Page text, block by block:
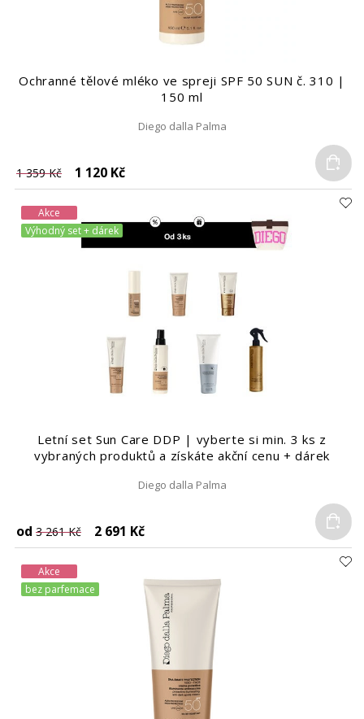
Ochranné tělové mléko ve spreji SPF 50 SUN č. 310 |
150 ml
Diego dalla Palma
1 359 Kč 1 120 Kč
Akce
Výhodný set + dárek
Letní set Sun Care DDP | vyberte si min. 3 ks z
vybraných produktů a získáte akční cenu + dárek
Diego dalla Palma
od 3 261 Kč 2 691 Kč
Akce
bez parfemace